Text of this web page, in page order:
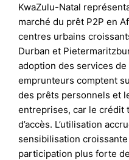
KwaZulu-Natal
marché du prêt P2P en
centres urbains
Durban et
adoption des services
emprunteurs comptent
des prêts personnels et
entreprises, car le
d’accès. L’utilisation
sensibilisation
participation plus forte